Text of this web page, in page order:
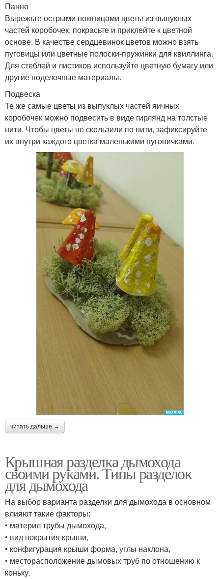
Панно
Вырежьте острыми ножницами цветы из выпуклых
частей коробочек, покрасьте и приклейте к цветной
основе. В качестве сердцевинок цветов можно взять
пуговицы или цветные полоски-пружинки для квиллинга.
Для стеблей и листиков используйте цветную бумагу или
другие поделочные материалы.
Подвеска
Те же самые цветы из выпуклых частей яичных
коробочек можно подвесить в виде гирлянд на толстые
нити. Чтобы цветы не скользили по нити, зафиксируйте
их внутри каждого цветка маленькими пуговичками.
читать дальше →
Крышная разделка дымохода
своими руками. Типы разделок
для дымохода
На выбор варианта разделки для дымохода в основном
влияют такие факторы:
• материл трубы дымохода,
• вид покрытия крыши,
• конфигурация крыши форма, углы наклона,
• месторасположение дымовых труб по отношению к
коньку.